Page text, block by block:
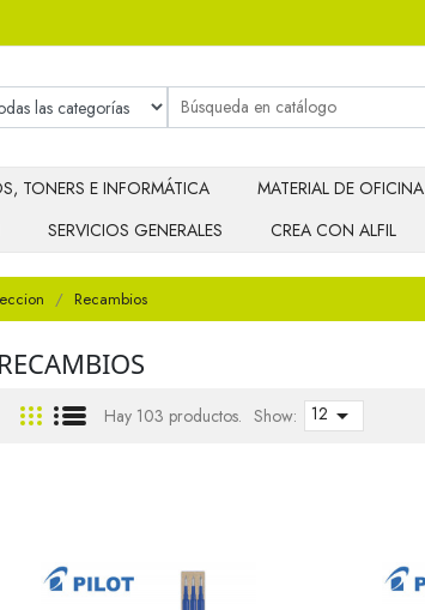
TONERS E INFORMÁTICA MATERIAL DE OFICINA
SERVICIOS GENERALES CREA CON ALFIL
Recambios
RECAMBIOS
Hay 103 productos. Show: 12 